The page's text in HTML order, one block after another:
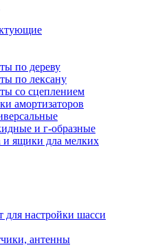
по дереву
по лексану
со сцеплением
амортизаторов
и г-образные
и ящики дла мелких
настройки шасси
антенны